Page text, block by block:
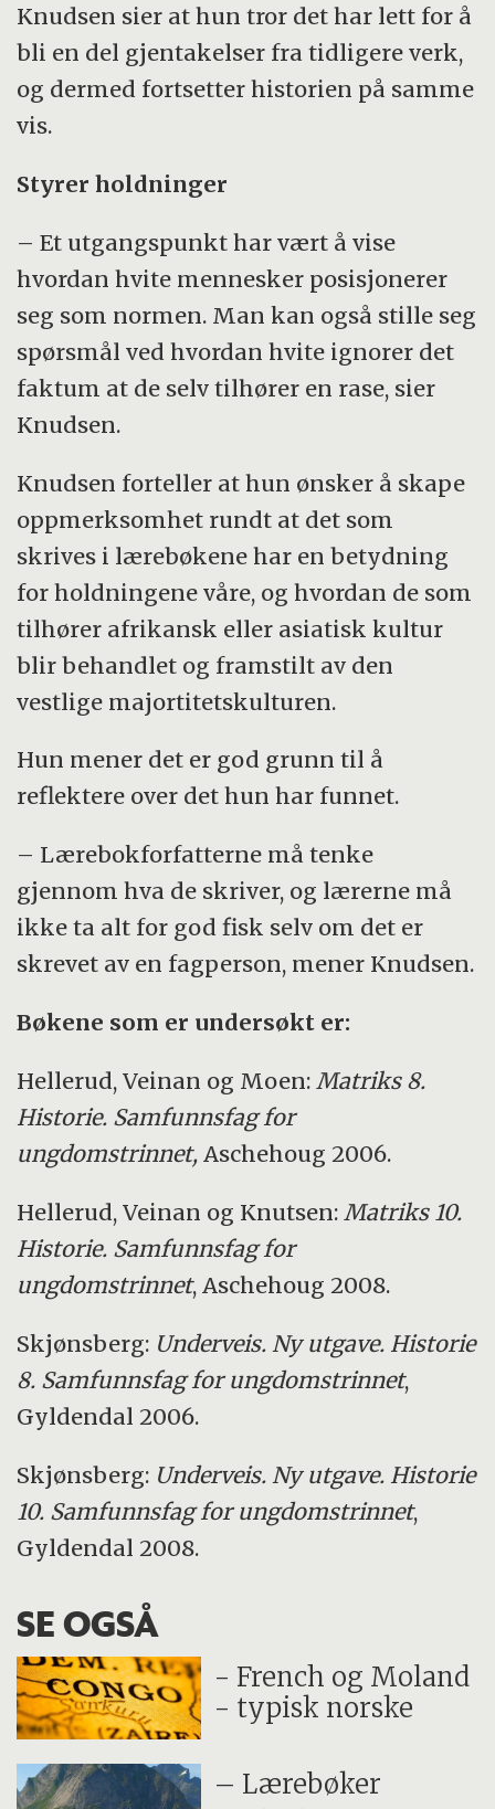
Knudsen sier at hun tror det har lett for å
bli en del gjentakelser fra tidligere verk,
og dermed fortsetter historien på samme
vis.
Styrer holdninger
– Et utgangspunkt har vært å vise
hvordan hvite mennesker posisjonerer
seg som normen. Man kan også stille seg
spørsmål ved hvordan hvite ignorer det
faktum at de selv tilhører en rase, sier
Knudsen.
Knudsen forteller at hun ønsker å skape
oppmerksomhet rundt at det som
skrives i lærebøkene har en betydning
for holdningene våre, og hvordan de som
tilhører afrikansk eller asiatisk kultur
blir behandlet og framstilt av den
vestlige majortitetskulturen.
Hun mener det er god grunn til å
reflektere over det hun har funnet.
– Lærebokforfatterne må tenke
gjennom hva de skriver, og lærerne må
ikke ta alt for god fisk selv om det er
skrevet av en fagperson, mener Knudsen.
Bøkene som er undersøkt er:
Hellerud, Veinan og Moen:Matriks 8.
Historie. Samfunnsfag for
ungdomstrinnet,Aschehoug 2006.
Hellerud, Veinan og Knutsen: Matriks 10.
Historie. Samfunnsfag for
ungdomstrinnet, Aschehoug 2008.
Skjønsberg: Underveis. Ny utgave. Historie
8. Samfunnsfag for ungdomstrinnet,
Gyldendal 2006.
Skjønsberg: Underveis. Ny utgave. Historie
10. Samfunnsfag for ungdomstrinnet,
Gyldendal 2008.
SE OGSÅ
- French og Moland
- typisk norske
– Lærebøker